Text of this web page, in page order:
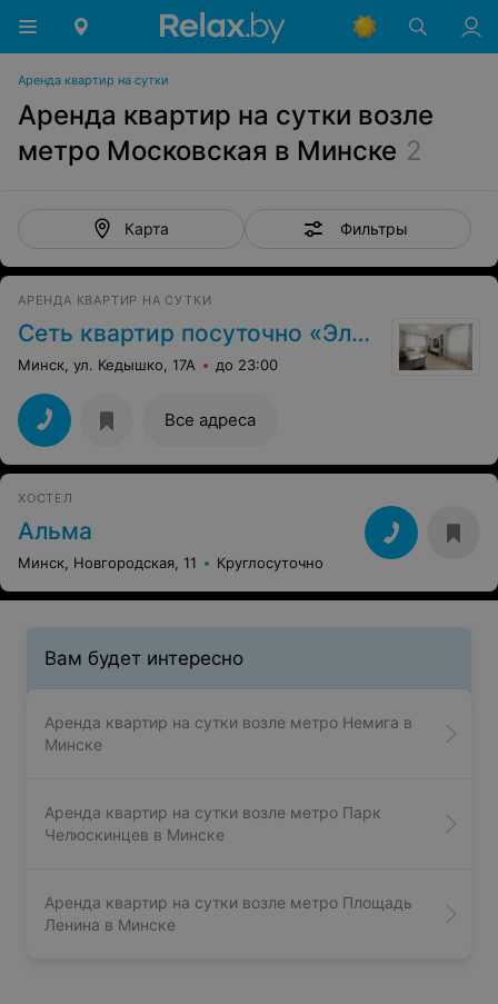
Аренда квартир на сутки
Аренда квартир на сутки возле
метро Московская в Минске 2
Карта Фильтры
АРЕНДА КВАРТИР НА СУТКИ
Сеть квартир посуточно «Эльрадоком»
Минск, ул. Кедышко, 17А до 23:00
Все адреса
ХОСТЕЛ
Альма
Минск, Новгородская, 11 Круглосуточно
Вам будет интересно
Аренда квартир на сутки возле метро Немига в
Минске
Аренда квартир на сутки возле метро Парк
Челюскинцев в Минске
Аренда квартир на сутки возле метро Площадь
Ленина в Минске